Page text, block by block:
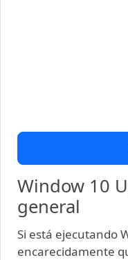
Window 10
general
Si está ejecutando
encarecidamente